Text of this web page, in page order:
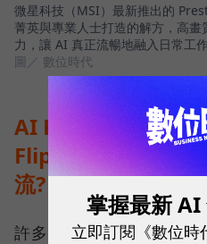
微星科技（MSI）最新推出的
菁英與專業人士打造的解方，高
力，讓 AI 真正流暢地融入日常工作
圖／ 數位時代
AI PC 時代來臨：
Flip AI+ 如何用地
流?
許多經理人在更換電腦
掌握最新 AI
立即訂閱《數位時